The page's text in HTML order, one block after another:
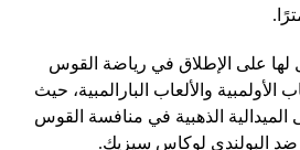
لها على الإطلاق في رياضة القوس
والألعاب البارالمبية، حيث
الذهبية في منافسة القوس
ضد البولندي لوكاس سيزيك.